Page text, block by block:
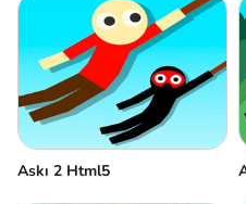
Askı 2 Html5